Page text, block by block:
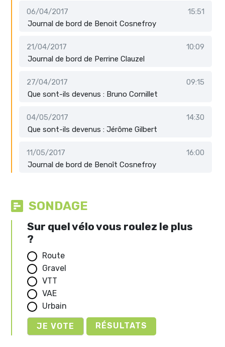
06/04/2017
15:51
Journal de bord de Benoit Cosnefroy
21/04/2017
10:09
Journal de bord de Perrine Clauzel
27/04/2017
09:15
Que sont-ils devenus : Bruno Cornillet
04/05/2017
14:30
Que sont-ils devenus : Jérôme Gilbert
11/05/2017
16:00
Journal de bord de Benoît Cosnefroy
SONDAGE
Sur quel vélo vous roulez le plus
?
Route
Gravel
VTT
VAE
Urbain
RÉSULTATS